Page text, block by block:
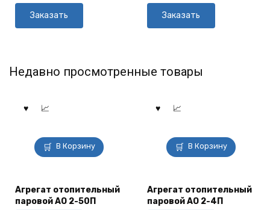
Заказать Заказать
Недавно просмотренные товары
В Корзину
Агрегат отопительный
паровой АО 2-50П
В Корзину
Агрегат отопительный
паровой АО 2-4П